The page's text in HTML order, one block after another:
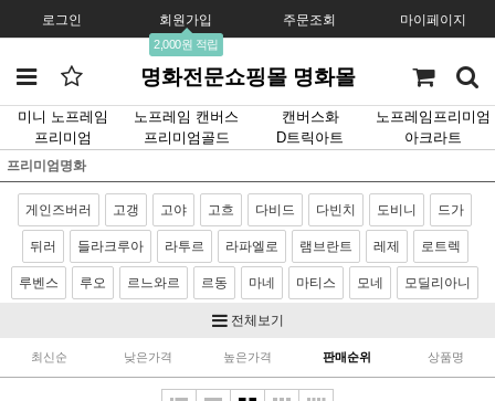
로그인 회원가입
2,000원 적립
주문조회 마이페이지
명화전문쇼핑몰 명화몰
미니 노프레임 노프레임 캔버스 캔버스화
노프레임프리미엄
프리미엄
프리미엄골드 D트릭아트 아크라트
프리미엄명화
게인즈버러 고갱 고야 고흐 다비드 다빈치 도비니 드가
뒤러 들라크루아 라투르 라파엘로 램브란트 레제 로트렉
루벤스 루오 르느와르 르동 마네 마티스 모네 모딜리아니
미켈란젤로
벨라스케스 보티첼리 부셰 브론치노 브뢰겔 사전트
소로야 쇠라 스텁스 시냑
전체보기
최신순 낮은가격 높은가격 판매순위 상품명